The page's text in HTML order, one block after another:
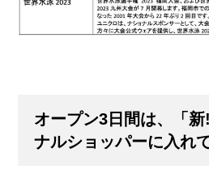
オープン3日間は、「
ナルショッパーに入れ